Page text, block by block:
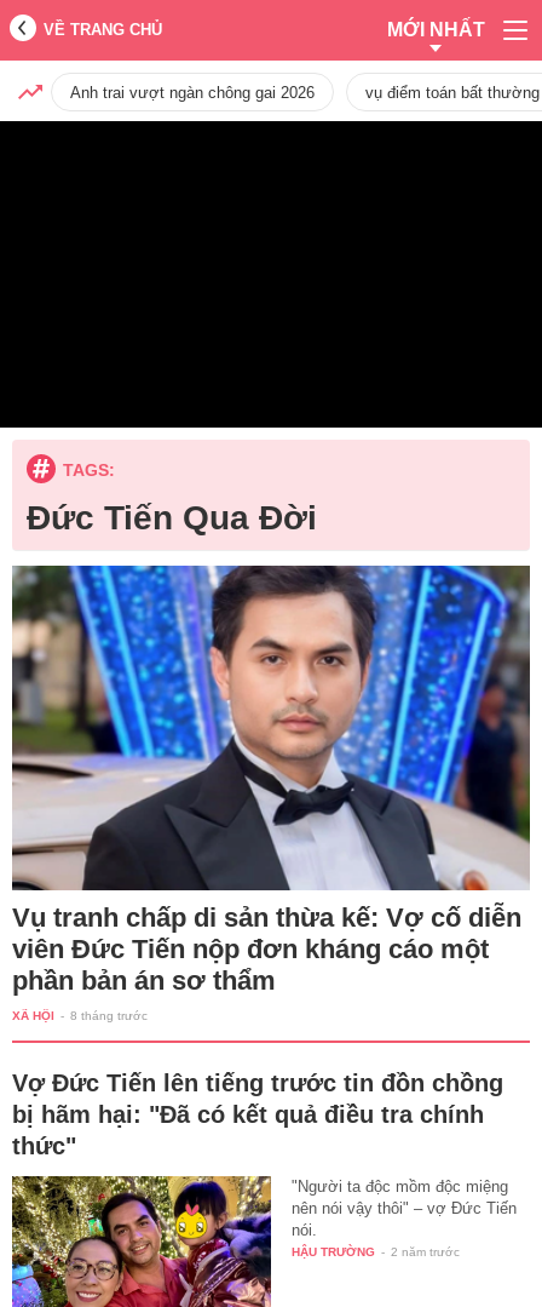
VỀ TRANG CHỦ MỚI NHẤT
Anh trai vượt ngàn chông gai 2026 vụ điểm toán bất
TAGS:
Đức Tiến Qua Đời
Vụ tranh chấp di sản thừa kế: Vợ cố diễn
viên Đức Tiến nộp đơn kháng cáo một
phần bản án sơ thẩm
XÃ HỘI - 8 tháng trước
Vợ Đức Tiến lên tiếng trước tin đồn chồng
bị hãm hại: "Đã có kết quả điều tra chính
thức"
"Người ta độc mồm độc miệng
nên nói vậy thôi" – vợ Đức Tiến
nói.
HẬU TRƯỜNG - 2 năm trước